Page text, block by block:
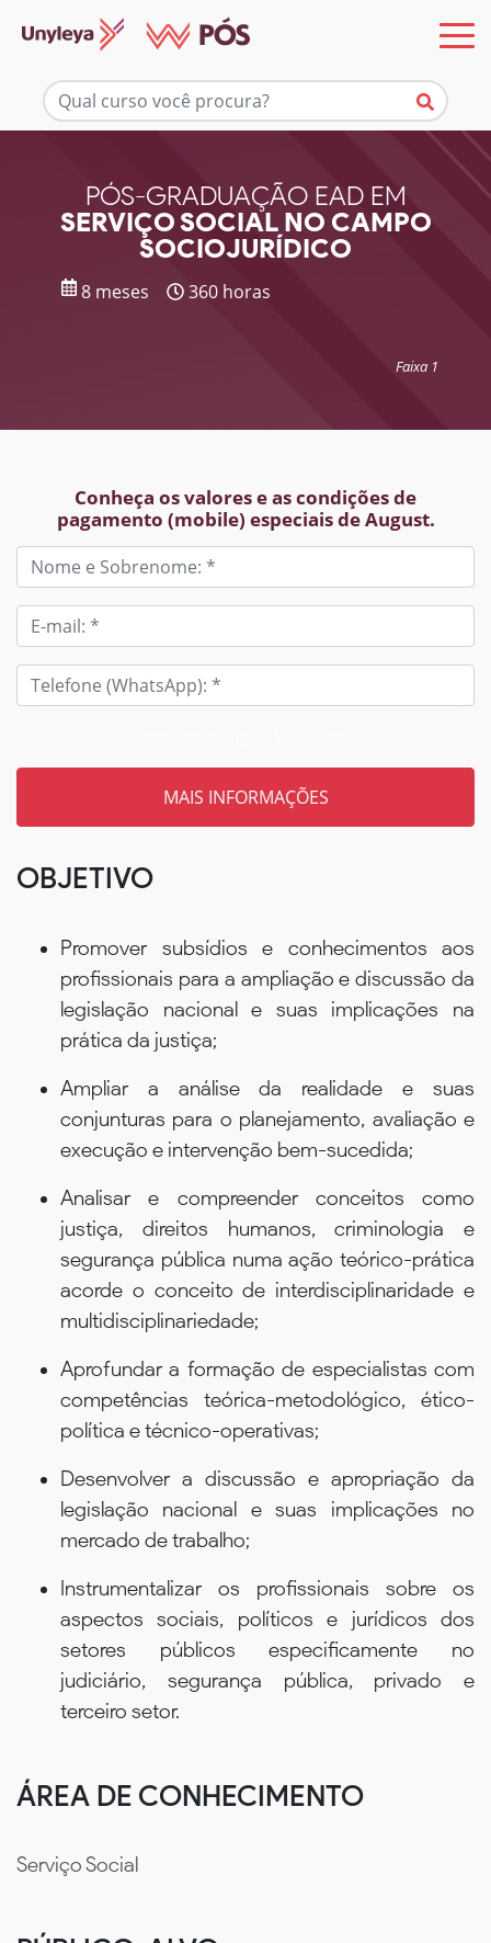
PÓS-GRADUAÇÃO EAD EM
SERVIÇO SOCIAL NO CAMPO
SOCIOJURÍDICO
8 meses 360 horas
Faixa 1
Conheça os valores e as condições de
pagamento (mobile) especiais de August.
Mais informações
OBJETIVO
Promover subsídios e conhecimentos aos
profissionais para a ampliação e discussão da
legislação nacional e suas implicações na
prática da justiça;
Ampliar a análise da realidade e suas
conjunturas para o planejamento, avaliação e
execução e intervenção bem-sucedida;
Analisar e compreender conceitos como
justiça, direitos humanos, criminologia e
segurança pública numa ação teórico-prática
acorde o conceito de interdisciplinaridade e
multidisciplinariedade;
Aprofundar a formação de especialistas com
competências teórica-metodológico, ético-
política e técnico-operativas;
Desenvolver a discussão e apropriação da
legislação nacional e suas implicações no
mercado de trabalho;
Instrumentalizar os profissionais sobre os
aspectos sociais, políticos e jurídicos dos
setores públicos especificamente no
judiciário, segurança pública, privado e
terceiro setor.
ÁREA DE CONHECIMENTO
Serviço Social